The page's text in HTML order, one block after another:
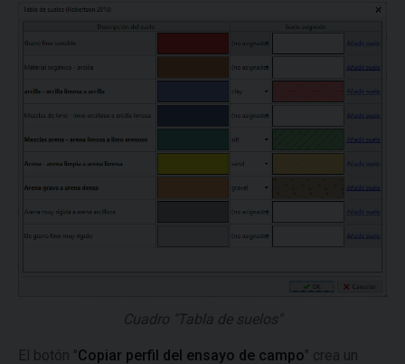
Cuadro "Tabla de suelos"
El botón "Copiar perfil del ensayo de campo" crea un